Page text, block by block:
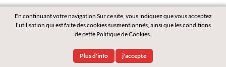
WordPressandHitMag.
En continuant votre navigation Sur ce site, vous indiquez que vous acceptez
l'utilisation qui est faite des cookies susmentionnés, ainsi que les conditions
de cette Politique de Cookies.
Plus d'info j'accepte